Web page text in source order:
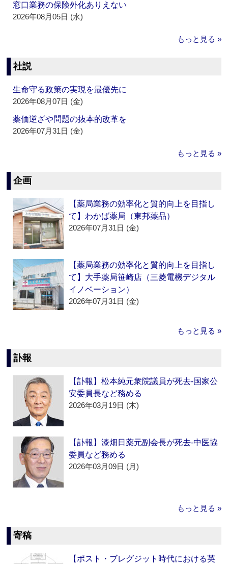
窓口業務の保険外化ありえない
2026年08月05日 (水)
もっと見る »
社説
生命守る政策の実現を最優先に
2026年08月07日 (金)
薬価逆ざや問題の抜本的改革を
2026年07月31日 (金)
もっと見る »
企画
【薬局業務の効率化と質的向上を目指し
て】わかば薬局（東邦薬品）
2026年07月31日 (金)
【薬局業務の効率化と質的向上を目指し
て】大手薬局笹崎店（三菱電機デジタル
イノベーション）
2026年07月31日 (金)
もっと見る »
訃報
【訃報】松本純元衆院議員が死去‐国家公
安委員長など務める
2026年03月19日 (木)
【訃報】漆畑日薬元副会長が死去‐中医協
委員など務める
2026年03月09日 (月)
もっと見る »
寄稿
【ポスト・ブレグジット時代における英